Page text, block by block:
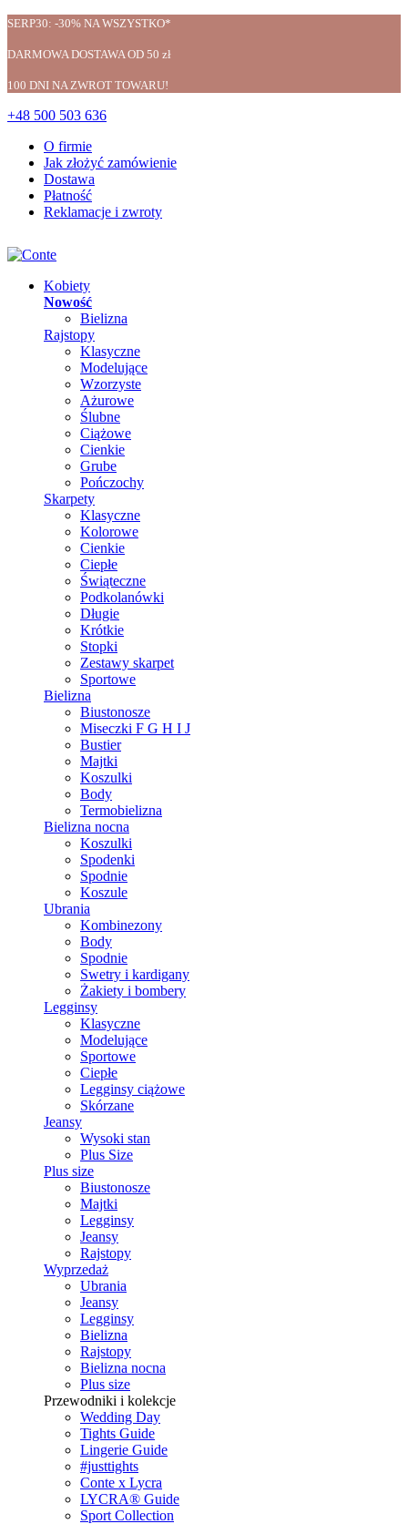
SERP30: -30% NA WSZYSTKO*
DARMOWA DOSTAWA OD 50 zł
100 DNI NA ZWROT TOWARU!
+48 500 503 636
O firmie
Jak złożyć zamówienie
Dostawa
Płatność
Reklamacje i zwroty
Kobiety
Nowość
Bielizna
Rajstopy
Klasyczne
Modelujące
Wzorzyste
Ażurowe
Ślubne
Ciążowe
Cienkie
Grube
Pończochy
Skarpety
Klasyczne
Kolorowe
Cienkie
Ciepłe
Świąteczne
Podkolanówki
Długie
Krótkie
Stopki
Zestawy skarpet
Sportowe
Bielizna
Biustonosze
Miseczki F G H I J
Bustier
Majtki
Koszulki
Body
Termobielizna
Bielizna nocna
Koszulki
Spodenki
Spodnie
Koszule
Ubrania
Kombinezony
Body
Spodnie
Swetry i kardigany
Żakiety i bombery
Legginsy
Klasyczne
Modelujące
Sportowe
Ciepłe
Legginsy ciążowe
Skórzane
Jeansy
Wysoki stan
Plus Size
Plus size
Biustonosze
Majtki
Legginsy
Jeansy
Rajstopy
Wyprzedaż
Ubrania
Jeansy
Legginsy
Bielizna
Rajstopy
Bielizna nocna
Plus size
Przewodniki i kolekcje
Wedding Day
Tights Guide
Lingerie Guide
#justtights
Conte x Lycra
LYCRA® Guide
Sport Сollection